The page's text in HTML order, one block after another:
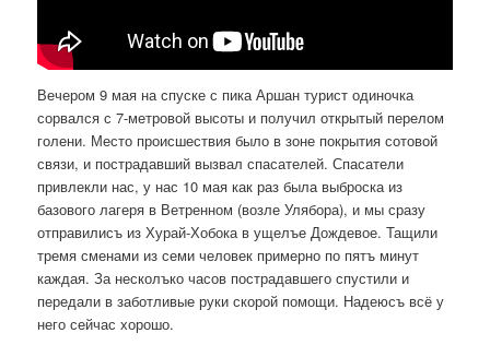
Вечером 9 мая на спуске с пика Аршан турист одиночка
сорвался с 7-метровой высоты и получил открытый перелом
голени. Место происшествия было в зоне покрытия сотовой
связи, и пострадавший вызвал спасателей. Спасатели
привлекли нас, у нас 10 мая как раз была выброска из
базового лагеря в Ветренном (возле Улябора), и мы сразу
отправилисъ из Хурай-Хобока в ущелъе Дождевое. Тащили
тремя сменами из семи человек примерно по пятъ минут
каждая. За несколъко часов пострадавшего спустили и
передали в заботливые руки скорой помощи. Надеюсъ всё у
него сейчас хорошо.